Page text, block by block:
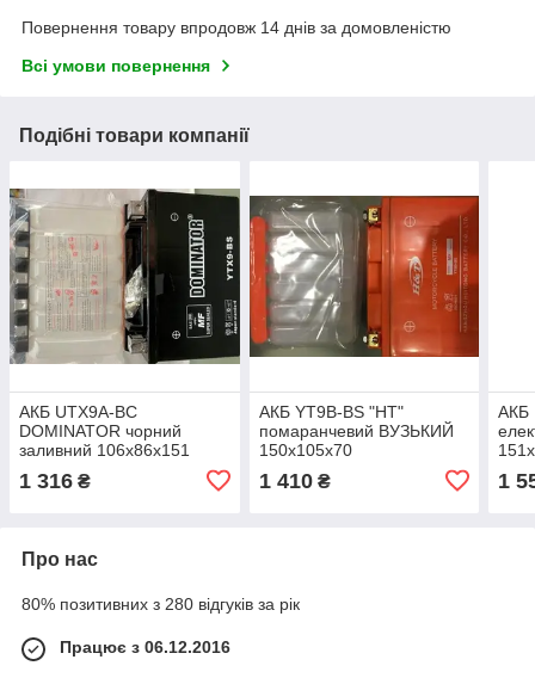
Повернення товару впродовж 14 днів за домовленістю
Всі умови повернення
Подібні товари компанії
АКБ UTX9А-BC
DOMINATOR чорний
заливний 106x86x151
1 316 ₴
АКБ YT9B-BS "HT"
помаранчевий ВУЗЬКИЙ
150x105x70
1 410₴
АКБ
1
Про нас
80% позитивних з 280 відгуків за рік
Працює з 06.12.2016